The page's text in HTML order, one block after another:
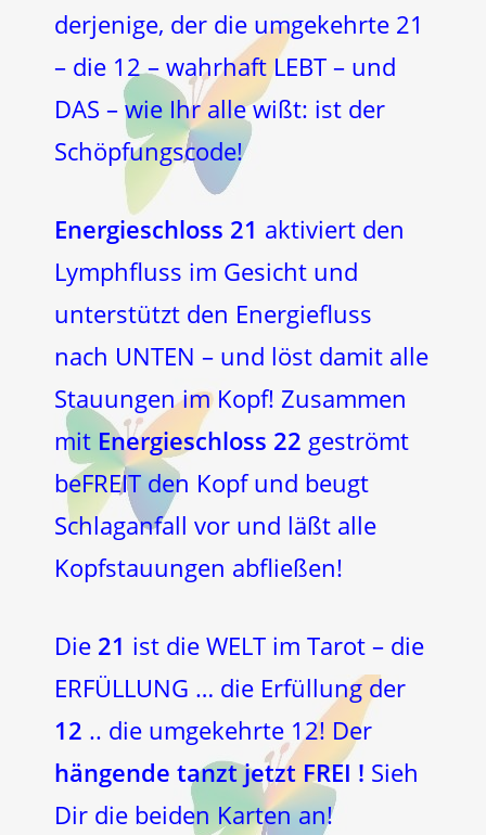
derjenige, der die umgekehrte 21
– die 12 – wahrhaft LEBT – und
DAS – wie Ihr alle wißt: ist der
Schöpfungscode!
Energieschloss 21 aktiviert den
Lymphfluss im Gesicht und
unterstützt den Energiefluss
nach UNTEN – und löst damit alle
Stauungen im Kopf! Zusammen
mit Energieschloss 22 geströmt
beFREIT den Kopf und beugt
Schlaganfall vor und läßt alle
Kopfstauungen abfließen!
Die 21 ist die WELT im Tarot – die
ERFÜLLUNG … die Erfüllung der
12 .. die umgekehrte 12! Der
hängende tanzt jetzt FREI ! Sieh
Dir die beiden Karten an!